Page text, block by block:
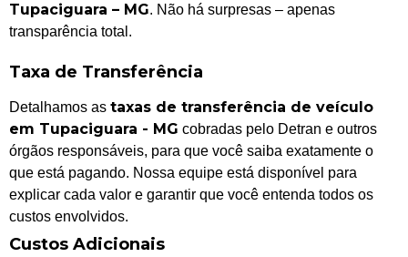
Tupaciguara – MG. Não há surpresas – apenas
transparência total.
Taxa de Transferência
Detalhamos as taxas de transferência de veículo
em Tupaciguara - MG cobradas pelo Detran e outros
órgãos responsáveis, para que você saiba exatamente o
que está pagando. Nossa equipe está disponível para
explicar cada valor e garantir que você entenda todos os
custos envolvidos.
Custos Adicionais